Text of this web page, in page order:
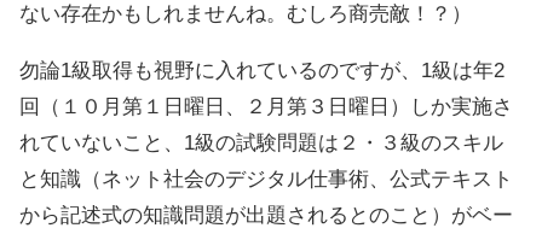
ない存在かもしれませんね。むしろ商売敵！？）
勿論1級取得も視野に入れているのですが、1級は年2
回（１０月第１日曜日、２月第３日曜日）しか実施さ
れていないこと、1級の試験問題は２・３級のスキル
と知識（ネット社会のデジタル仕事術、公式テキスト
から記述式の知識問題が出題されるとのこと）がベー